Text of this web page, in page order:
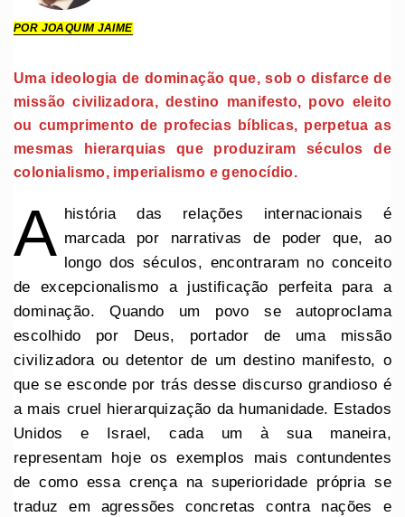
POR JOAQUIM JAIME
Uma ideologia de dominação que, sob o disfarce de
missão civilizadora, destino manifesto, povo eleito
ou cumprimento de profecias bíblicas, perpetua as
mesmas hierarquias que produziram séculos de
colonialismo, imperialismo e genocídio.
A história das relações internacionais é
marcada por narrativas de poder que, ao
longo dos séculos, encontraram no conceito
de excepcionalismo a justificação perfeita para a
dominação. Quando um povo se autoproclama
escolhido por Deus, portador de uma missão
civilizadora ou detentor de um destino manifesto, o
que se esconde por trás desse discurso grandioso é
a mais cruel hierarquização da humanidade. Estados
Unidos e Israel, cada um à sua maneira,
representam hoje os exemplos mais contundentes
de como essa crença na superioridade própria se
traduz em agressões concretas contra nações e